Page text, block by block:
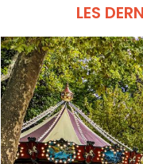
LES